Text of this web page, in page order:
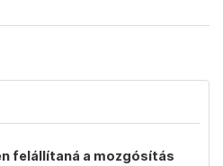
felállítaná a mozgósítás